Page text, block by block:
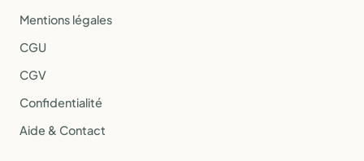
Mentions légales
CGU
CGV
Confidentialité
Aide & Contact